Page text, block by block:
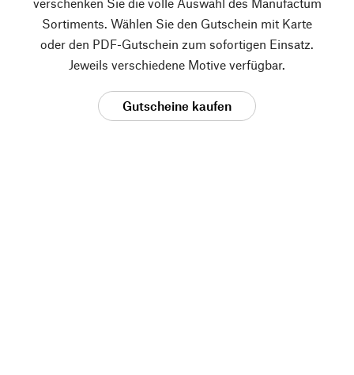
Sortiments. Wählen Sie den Gutschein mit Karte
oder den PDF-Gutschein zum sofortigen Einsatz.
Jeweils verschiedene Motive verfügbar.
Gutscheine kaufen